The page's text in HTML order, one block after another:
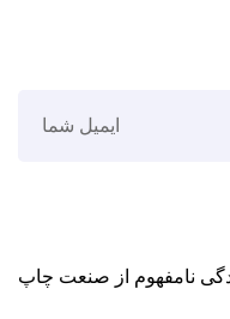
نامفهوم از صنعت چاپ